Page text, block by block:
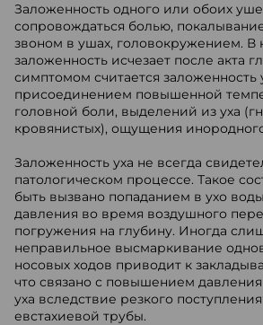
Заложенность одного или обоих
сопровождаться болью,
звоном в ушах, головокружением. В
заложенность исчезает после акта
симптомом считается заложенность
присоединением повышенной
головной боли, выделений из уха
кровянистых), ощущения
Заложенность уха не всегда
патологическом процессе. Такое
быть вызвано попаданием в ухо
давления во время воздушного
погружения на глубину. Иногда
неправильное высмаркивание
носовых ходов приводит к
что связано с повышением
уха вследствие резкого
евстахиевой трубы.